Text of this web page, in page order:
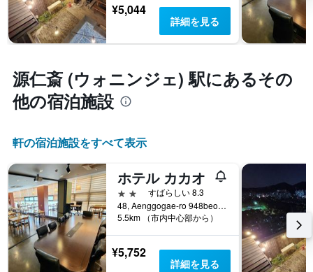
¥5,044
詳細を見る
源仁斎 (ウォニンジェ) 駅​にあるその
他の宿泊施設
​軒の宿泊施設をすべて表示
ホテル カカオ
2つ星
すばらしい 8.3
48, Aenggogae-ro 948beon-gil, Namdong-gu, インチョン, 韓国
5.5km （市内中心部から）
¥5,752
詳細を見る